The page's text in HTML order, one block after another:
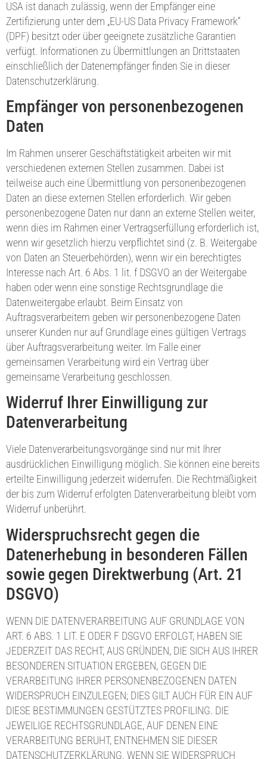
USA ist danach zulässig, wenn der Empfänger eine
Zertifizierung unter dem „EU-US Data Privacy Framework“
(DPF) besitzt oder über geeignete zusätzliche Garantien
verfügt. Informationen zu Übermittlungen an Drittstaaten
einschließlich der Datenempfänger finden Sie in dieser
Datenschutzerklärung.
Empfänger von personenbezogenen
Daten
Im Rahmen unserer Geschäftstätigkeit arbeiten wir mit
verschiedenen externen Stellen zusammen. Dabei ist
teilweise auch eine Übermittlung von personenbezogenen
Daten an diese externen Stellen erforderlich. Wir geben
personenbezogene Daten nur dann an externe Stellen weiter,
wenn dies im Rahmen einer Vertragserfüllung erforderlich ist,
wenn wir gesetzlich hierzu verpflichtet sind (z. B. Weitergabe
von Daten an Steuerbehörden), wenn wir ein berechtigtes
Interesse nach Art. 6 Abs. 1 lit. f DSGVO an der Weitergabe
haben oder wenn eine sonstige Rechtsgrundlage die
Datenweitergabe erlaubt. Beim Einsatz von
Auftragsverarbeitern geben wir personenbezogene Daten
unserer Kunden nur auf Grundlage eines gültigen Vertrags
über Auftragsverarbeitung weiter. Im Falle einer
gemeinsamen Verarbeitung wird ein Vertrag über
gemeinsame Verarbeitung geschlossen.
Widerruf Ihrer Einwilligung zur
Datenverarbeitung
Viele Datenverarbeitungsvorgänge sind nur mit Ihrer
ausdrücklichen Einwilligung möglich. Sie können eine bereits
erteilte Einwilligung jederzeit widerrufen. Die Rechtmäßigkeit
der bis zum Widerruf erfolgten Datenverarbeitung bleibt vom
Widerruf unberührt.
Widerspruchsrecht gegen die
Datenerhebung in besonderen Fällen
sowie gegen Direktwerbung (Art. 21
DSGVO)
WENN DIE DATENVERARBEITUNG AUF GRUNDLAGE VON
ART. 6 ABS. 1 LIT. E ODER F DSGVO ERFOLGT, HABEN SIE
JEDERZEIT DAS RECHT, AUS GRÜNDEN, DIE SICH AUS IHRER
BESONDEREN SITUATION ERGEBEN, GEGEN DIE
VERARBEITUNG IHRER PERSONENBEZOGENEN DATEN
WIDERSPRUCH EINZULEGEN; DIES GILT AUCH FÜR EIN AUF
DIESE BESTIMMUNGEN GESTÜTZTES PROFILING. DIE
JEWEILIGE RECHTSGRUNDLAGE, AUF DENEN EINE
VERARBEITUNG BERUHT, ENTNEHMEN SIE DIESER
DATENSCHUTZERKLÄRUNG. WENN SIE WIDERSPRUCH